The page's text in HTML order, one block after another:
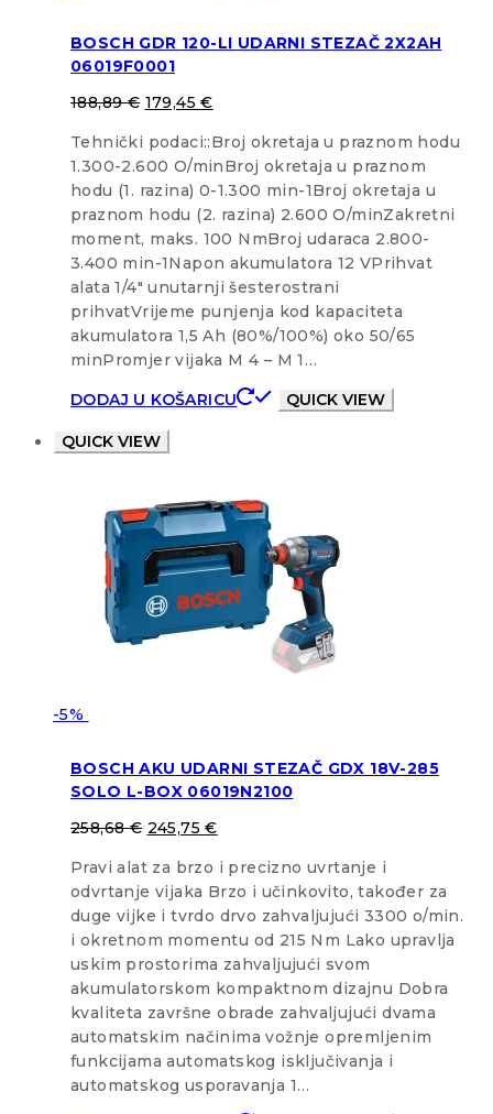
BOSCH GDR 120-LI UDARNI STEZAČ 2X2AH
06019F0001
188,89€ 179,45€
Tehnički podaci::Broj okretaja u praznom hodu
1.300-2.600 O/minBroj okretaja u praznom
hodu (1. razina) 0-1.300 min-1Broj okretaja u
praznom hodu (2. razina) 2.600 O/minZakretni
moment, maks. 100 NmBroj udaraca 2.800-
3.400 min-1Napon akumulatora 12 VPrihvat
alata 1/4″ unutarnji šesterostrani
prihvatVrijeme punjenja kod kapaciteta
akumulatora 1,5 Ah (80%/100%) oko 50/65
minPromjer vijaka M 4 – M 1…
DODAJ U KOŠARICU
QUICK VIEW
QUICK VIEW
-5%
BOSCH AKU UDARNI STEZAČ GDX 18V-285
SOLO L-BOX 06019N2100
258,68€ 245,75€
Pravi alat za brzo i precizno uvrtanje i
odvrtanje vijaka Brzo i učinkovito, također za
duge vijke i tvrdo drvo zahvaljujući 3300 o/min.
i okretnom momentu od 215 Nm Lako upravlja
uskim prostorima zahvaljujući svom
akumulatorskom kompaktnom dizajnu Dobra
kvaliteta završne obrade zahvaljujući dvama
automatskim načinima vožnje opremljenim
funkcijama automatskog isključivanja i
automatskog usporavanja 1…